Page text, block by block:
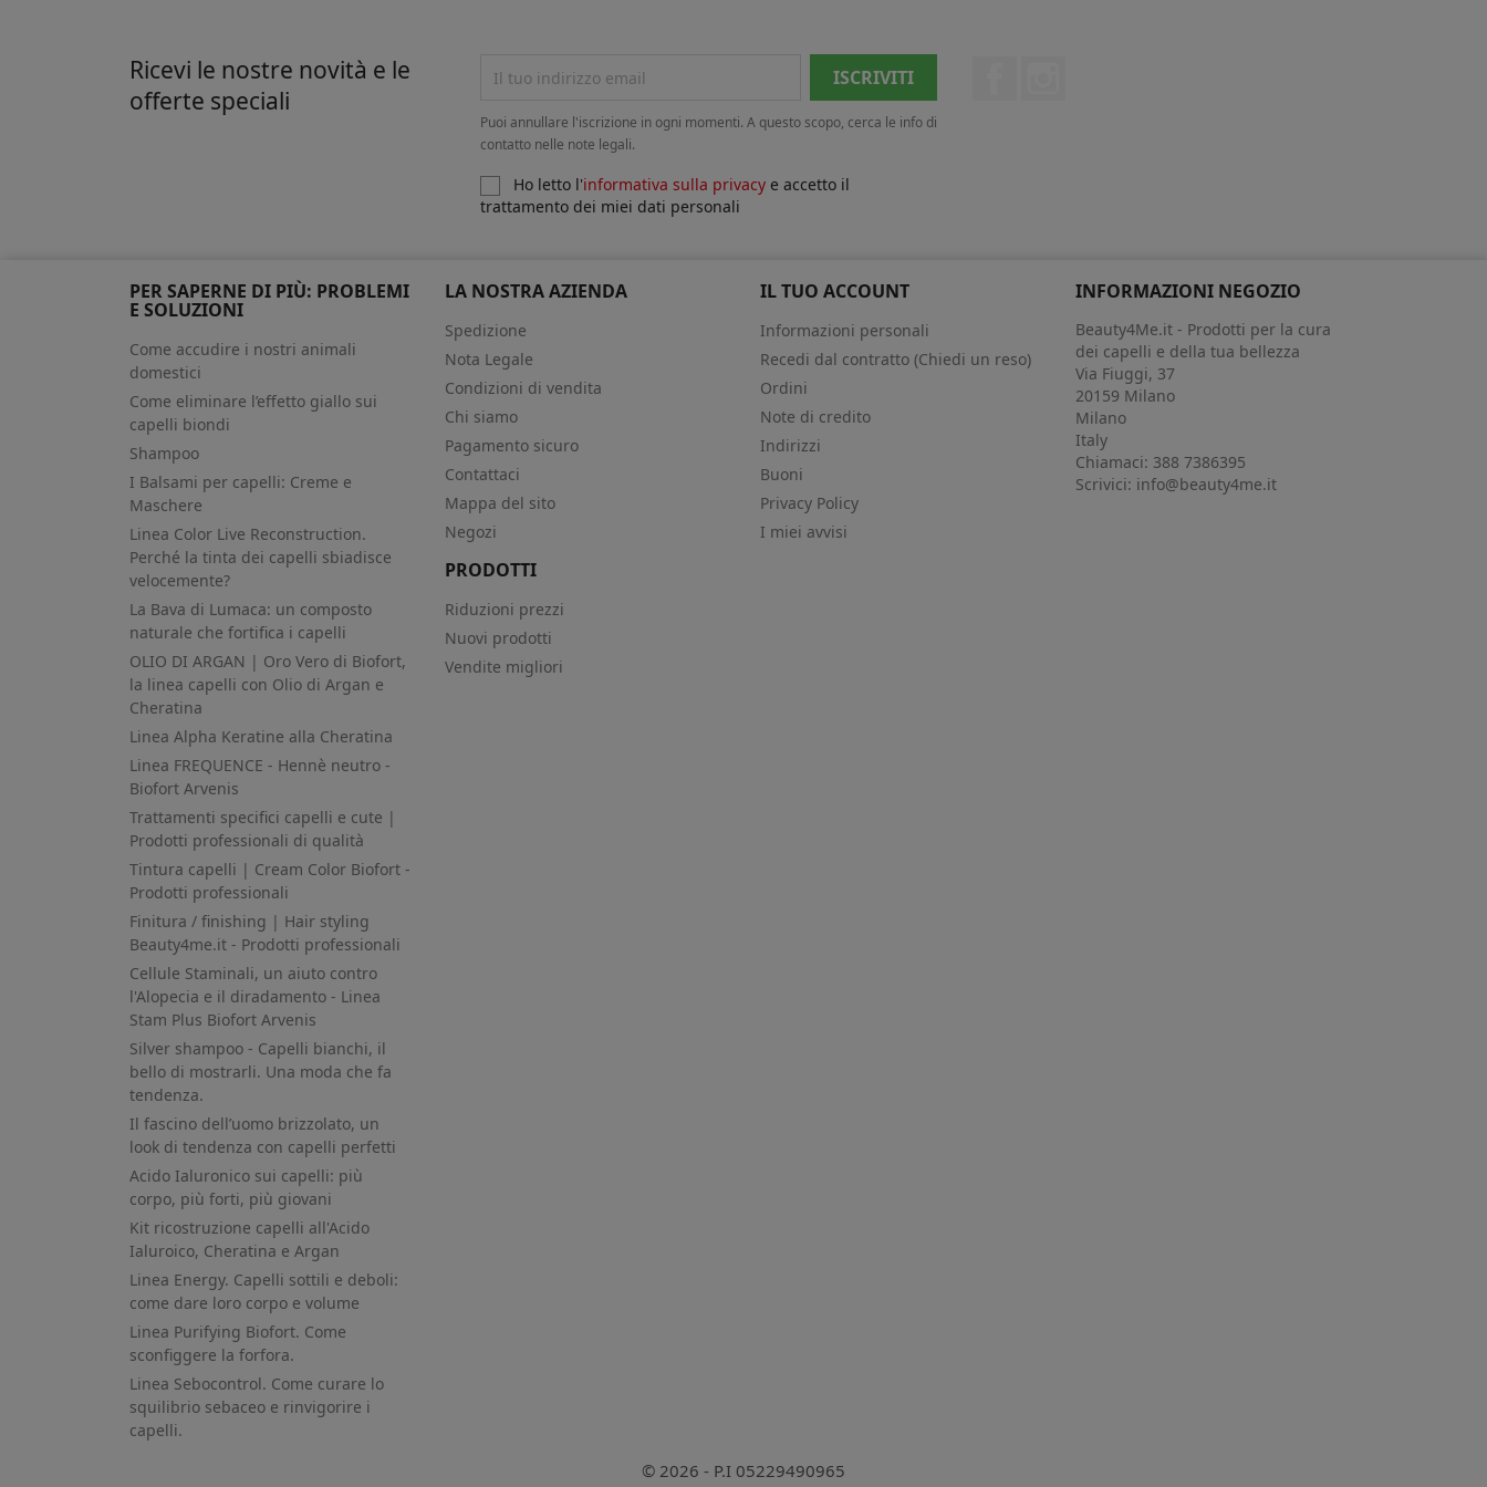
Ricevi le nostre novità e le
offerte speciali
Puoi annullare l'iscrizione in ogni momenti. A questo scopo, cerca le info di
contatto nelle note legali.
Ho letto l'informativa sulla privacye accetto il
trattamento dei miei dati personali
PER SAPERNE DI PIÙ: PROBLEMI
E SOLUZIONI
Come accudire i nostri animali
domestici
Come eliminare l’effetto giallo sui
capelli biondi
Shampoo
I Balsami per capelli: Creme e
Maschere
Linea Color Live Reconstruction.
Perché la tinta dei capelli sbiadisce
velocemente?
La Bava di Lumaca: un composto
naturale che fortifica i capelli
OLIO DI ARGAN | Oro Vero di Biofort,
la linea capelli con Olio di Argan e
Cheratina
Linea Alpha Keratine alla Cheratina
Linea FREQUENCE - Hennè neutro -
Biofort Arvenis
Trattamenti specifici capelli e cute |
Prodotti professionali di qualità
Tintura capelli | Cream Color Biofort -
Prodotti professionali
Finitura / finishing | Hair styling
Beauty4me.it - Prodotti professionali
Cellule Staminali, un aiuto contro
l'Alopecia e il diradamento - Linea
Stam Plus Biofort Arvenis
Silver shampoo - Capelli bianchi, il
bello di mostrarli. Una moda che fa
tendenza.
Il fascino dell’uomo brizzolato, un
look di tendenza con capelli perfetti
Acido Ialuronico sui capelli: più
corpo, più forti, più giovani
Kit ricostruzione capelli all'Acido
Ialuroico, Cheratina e Argan
Linea Energy. Capelli sottili e deboli:
come dare loro corpo e volume
Linea Purifying Biofort. Come
sconfiggere la forfora.
Linea Sebocontrol. Come curare lo
squilibrio sebaceo e rinvigorire i
capelli.
LA NOSTRA AZIENDA
Spedizione
Nota Legale
Condizioni di vendita
Chi siamo
Pagamento sicuro
Contattaci
Mappa del sito
Negozi
PRODOTTI
Riduzioni prezzi
Nuovi prodotti
Vendite migliori
IL TUO ACCOUNT
Informazioni personali
Recedi dal contratto (Chiedi un reso)
Ordini
Note di credito
Indirizzi
Buoni
Privacy Policy
I miei avvisi
INFORMAZIONI NEGOZIO
Beauty4Me.it - Prodotti per la cura
dei capelli e della tua bellezza
Via Fiuggi, 37
20159 Milano
Milano
Italy
Chiamaci: 388 7386395
Scrivici: info@beauty4me.it
© 2026 - P.I 05229490965